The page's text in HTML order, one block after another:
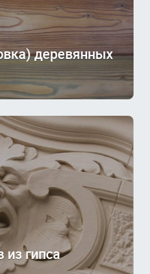
деревянных
гипса